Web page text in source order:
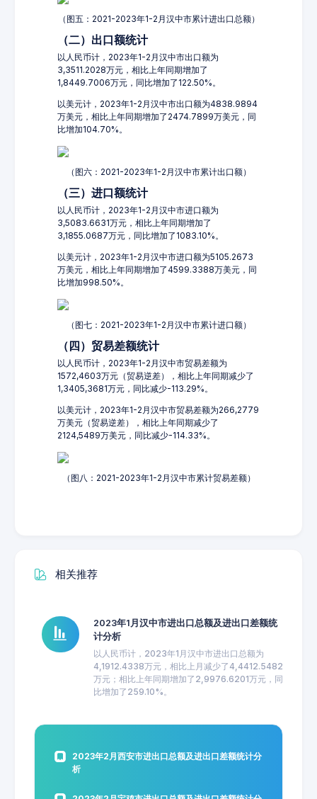
（图五：2021-2023年1-2月汉中市累计进出口总额）
（二）出口额统计
以人民币计，2023年1-2月汉中市出口额为
3,3511.2028万元，相比上年同期增加了
1,8449.7006万元，同比增加了122.50%。
以美元计，2023年1-2月汉中市出口额为4838.9894
万美元，相比上年同期增加了2474.7899万美元，同
比增加104.70%。
（图六：2021-2023年1-2月汉中市累计出口额）
（三）进口额统计
以人民币计，2023年1-2月汉中市进口额为
3,5083.6631万元，相比上年同期增加了
3,1855.0687万元，同比增加了1083.10%。
以美元计，2023年1-2月汉中市进口额为5105.2673
万美元，相比上年同期增加了4599.3388万美元，同
比增加998.50%。
（图七：2021-2023年1-2月汉中市累计进口额）
（四）贸易差额统计
以人民币计，2023年1-2月汉中市贸易差额为
1572,4603万元（贸易逆差），相比上年同期减少了
1,3405,3681万元，同比减少-113.29%。
以美元计，2023年1-2月汉中市贸易差额为266,2779
万美元（贸易逆差），相比上年同期减少了
2124,5489万美元，同比减少-114.33%。
（图八：2021-2023年1-2月汉中市累计贸易差额）
相关推荐
2023年1月汉中市进出口总额及进出口差额统
计分析
以人民币计，2023年1月汉中市进出口总额为
4,1912.4338万元，相比上月减少了4,4412.5482
万元；相比上年同期增加了2,9976.6201万元，同
比增加了259.10%。
2023年2月西安市进出口总额及进出口差额统计分
析